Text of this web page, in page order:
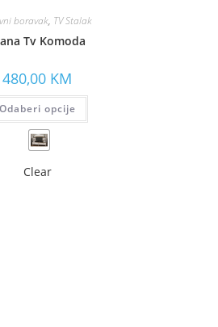
boravak, TV Stalak
Tv Komoda
480,00 KM
Odaberi opcije
Clear